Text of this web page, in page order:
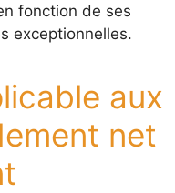
fonction de ses
exceptionnelles.
aux
net